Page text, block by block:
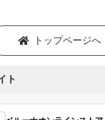
トップページへ
ト